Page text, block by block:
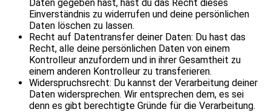
Daten gegeben hast, hast du das Recht dieses
Einverständnis zu widerrufen und deine persönlichen
Daten löschen zu lassen.
Recht auf Datentransfer deiner Daten: Du hast das
Recht, alle deine persönlichen Daten von einem
Kontrolleur anzufordern und in ihrer Gesamtheit zu
einem anderen Kontrolleur zu transferieren.
Widerspruchsrecht: Du kannst der Verarbeitung deiner
Daten widersprechen. Wir entsprechen dem, es sei
denn es gibt berechtigte Gründe für die Verarbeitung.